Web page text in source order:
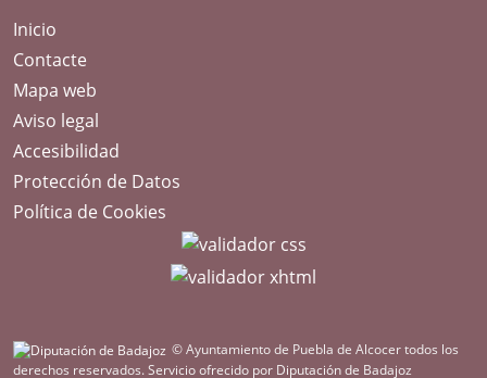
Inicio
Contacte
Mapa web
Aviso legal
Accesibilidad
Protección de Datos
Política de Cookies
© Ayuntamiento de Puebla de Alcocer todos los
derechos reservados.Servicio ofrecido por Diputación de Badajoz